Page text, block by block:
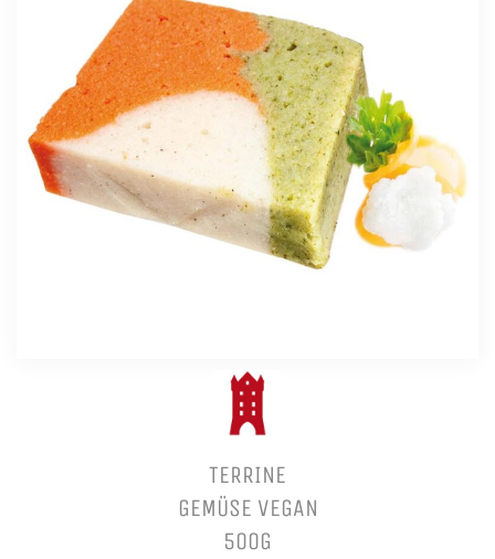
TERRINE
GEMÜSE VEGAN
500G